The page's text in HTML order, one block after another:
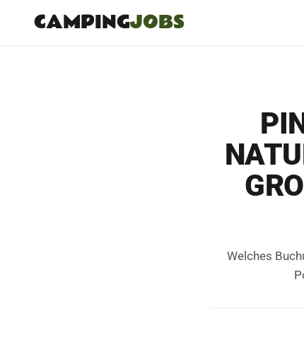
CAMPINGJOBS
Welches